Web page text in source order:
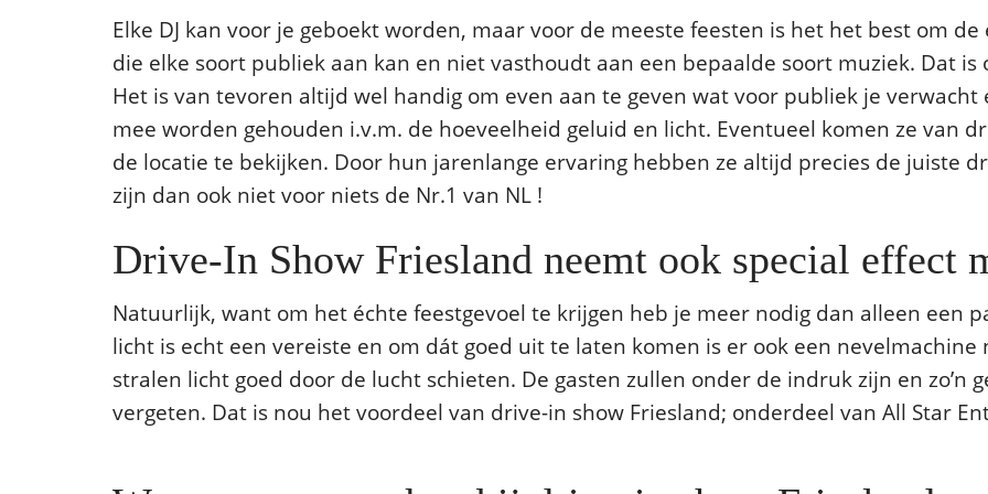
Elke DJ kan voor je geboekt worden, maar voor de meeste feesten is het het best om
die elke soort publiek aan kan en niet vasthoudt aan een bepaalde soort muziek. Dat
Het is van tevoren altijd wel handig om even aan te geven wat voor publiek je
mee worden gehouden i.v.m. de hoeveelheid geluid en licht. Eventueel komen ze van
de locatie te bekijken. Door hun jarenlange ervaring hebben ze altijd precies de juiste
zijn dan ook niet voor niets de Nr.1 van NL !
Drive-In Show Friesland neemt ook special effect
Natuurlijk, want om het échte feestgevoel te krijgen heb je meer nodig dan alleen een
licht is echt een vereiste en om dát goed uit te laten komen is er ook een
stralen licht goed door de lucht schieten. De gasten zullen onder de indruk zijn en zo’n
vergeten. Dat is nou het voordeel van drive-in show Friesland; onderdeel van All Star